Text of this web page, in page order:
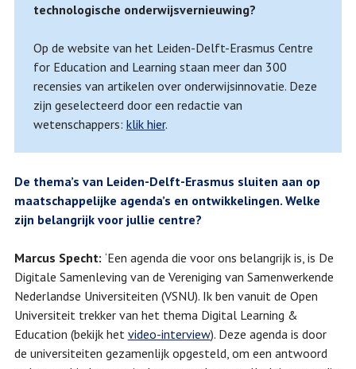
technologische onderwijsvernieuwing?
Op de website van het Leiden-Delft-Erasmus Centre
for Education and Learning staan meer dan 300
recensies van artikelen over onderwijsinnovatie. Deze
zijn geselecteerd door een redactie van
wetenschappers: klik hier.
De thema’s van Leiden-Delft-Erasmus sluiten aan op
maatschappelijke agenda’s en ontwikkelingen. Welke
zijn belangrijk voor jullie centre?
Marcus Specht: ‘Een agenda die voor ons belangrijk is, is De
Digitale Samenleving van de Vereniging van Samenwerkende
Nederlandse Universiteiten (VSNU). Ik ben vanuit de Open
Universiteit trekker van het thema Digital Learning &
Education (bekijk het video-interview). Deze agenda is door
de universiteiten gezamenlijk opgesteld, om een antwoord